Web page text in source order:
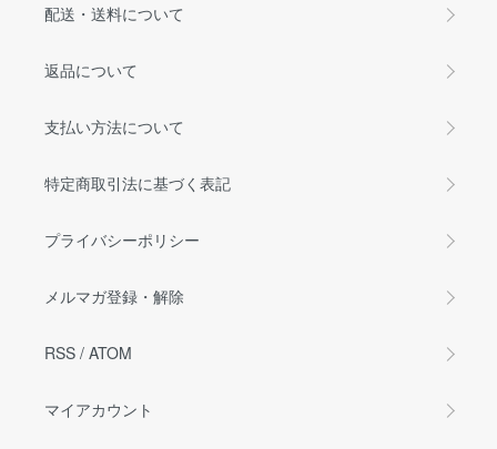
配送・送料について
返品について
支払い方法について
特定商取引法に基づく表記
プライバシーポリシー
メルマガ登録・解除
RSS / ATOM
マイアカウント